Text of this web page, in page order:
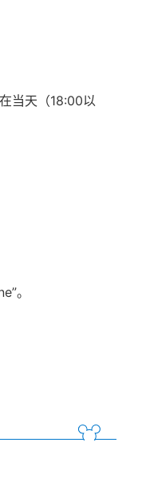
当天（18:00以
。